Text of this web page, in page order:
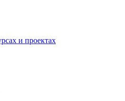
и проектах